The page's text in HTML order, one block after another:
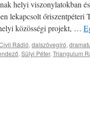
helyi viszonylatokban
lekapcsolt
közösségi projekt, …
Rádió, dalszövegíró,
, Sülyi Péter, Triangulum